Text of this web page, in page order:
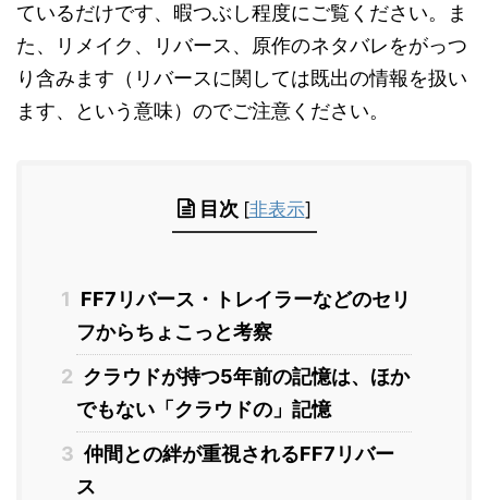
ているだけです、暇つぶし程度にご覧ください。ま
た、リメイク、リバース、原作のネタバレをがっつ
り含みます（リバースに関しては既出の情報を扱い
ます、という意味）のでご注意ください。
目次 [非表示]
1 FF7リバース・トレイラーなどのセリ
フからちょこっと考察
2 クラウドが持つ5年前の記憶は、ほか
でもない「クラウドの」記憶
3 仲間との絆が重視されるFF7リバー
ス